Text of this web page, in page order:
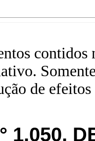
contidos
de
1.050,